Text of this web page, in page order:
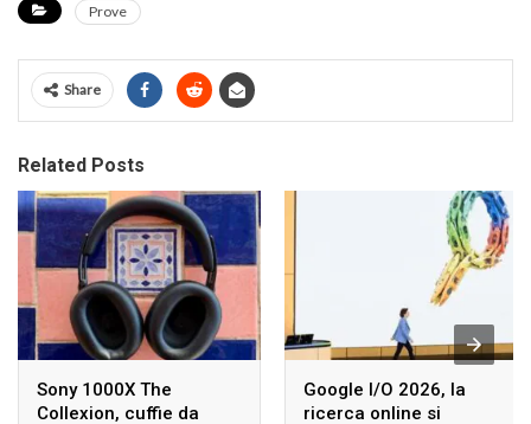
Prove
Share
Related Posts
Sony 1000X The
Collexion, cuffie da
Google I/O 2026, la
ricerca online si